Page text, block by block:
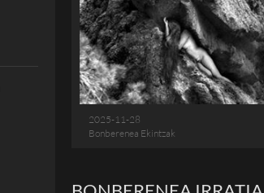
2025-11-28
Bonberenea Ekintzak